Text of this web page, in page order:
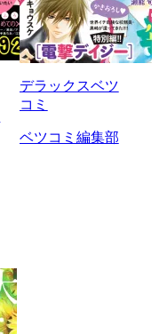
デラックスベツ
コミ
ベツコミ編集部